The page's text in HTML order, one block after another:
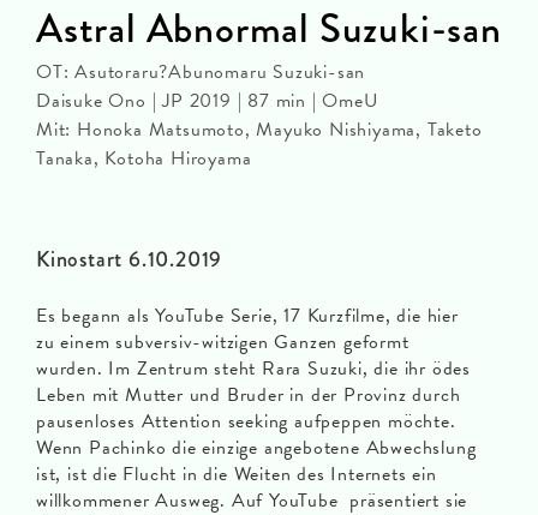
Kinostart 6.10.2019
Es begann als YouTube Serie, 17 Kurzfilme, die hier
zu einem subversiv-witzigen Ganzen geformt
wurden. Im Zentrum steht Rara Suzuki, die ihr ödes
Leben mit Mutter und Bruder in der Provinz durch
pausenloses Attention seeking aufpeppen möchte.
Wenn Pachinko die einzige angebotene Abwechslung
ist, ist die Flucht in die Weiten des Internets ein
willkommener Ausweg. Auf YouTube präsentiert sie
Astral Abnormal Suzuki-san
OT: Asutoraru?Abunomaru Suzuki-san
Daisuke Ono | JP 2019 | 87 min | OmeU
Mit: Honoka Matsumoto, Mayuko Nishiyama, Taketo
Tanaka, Kotoha Hiroyama